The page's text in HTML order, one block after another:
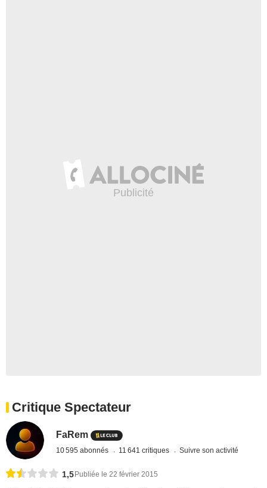
Critique Spectateur
FaRem
10 595 abonnés 11 641 critiques Suivre son activité
1,5 Publiée le 22 février 2015